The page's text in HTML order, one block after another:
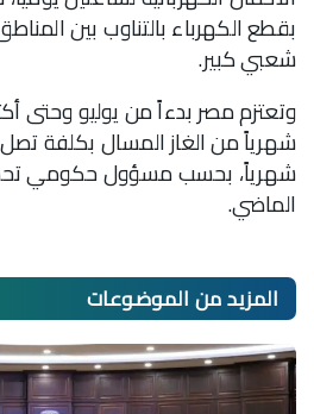
بقطع الكهرباء بالتناوب بين
شعبي كبير.
شهرياً، بحسب مسؤول حكومي
الماضي.
المزيد منالموضوعات